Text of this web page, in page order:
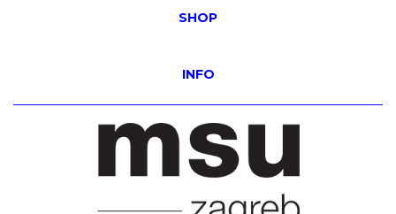
SHOP
INFO